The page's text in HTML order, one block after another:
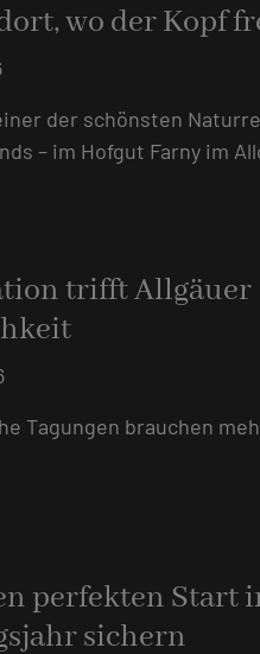
wo der Kopf
der schönsten
– im Hofgut Farny im
trifft Allgäuer
Tagungen brauchen
perfekten Start
sichern